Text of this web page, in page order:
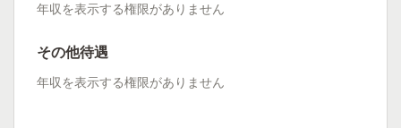
年収を表示する権限がありません
その他待遇
年収を表示する権限がありません